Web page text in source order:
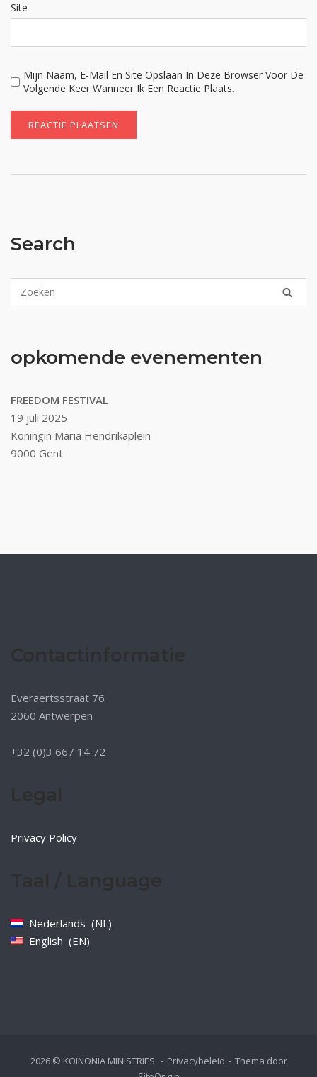
Site
Mijn Naam, E-Mail En Site Opslaan In Deze Browser Voor De
Volgende Keer Wanneer Ik Een Reactie Plaats.
Search
opkomende evenementen
FREEDOM FESTIVAL
19 juli 2025
Koningin Maria Hendrikaplein
9000 Gent
Everaertsstraat 76
2060 Antwerpen
+32 (0)3 667 14 72
Privacy Policy
Nederlands
NL
English
EN
2026 © KOINONIA MINISTRIES. Privacybeleid
Thema door